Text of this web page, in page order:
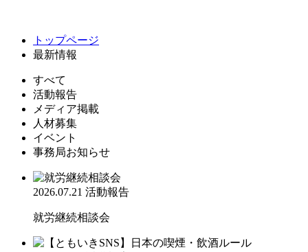
トップページ
最新情報
すべて
活動報告
メディア掲載
人材募集
イベント
事務局お知らせ
2026.07.21 活動報告
就労継続相談会